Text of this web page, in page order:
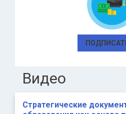
Видео
Стратегические